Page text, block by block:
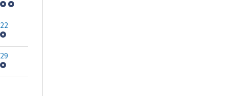
22
29